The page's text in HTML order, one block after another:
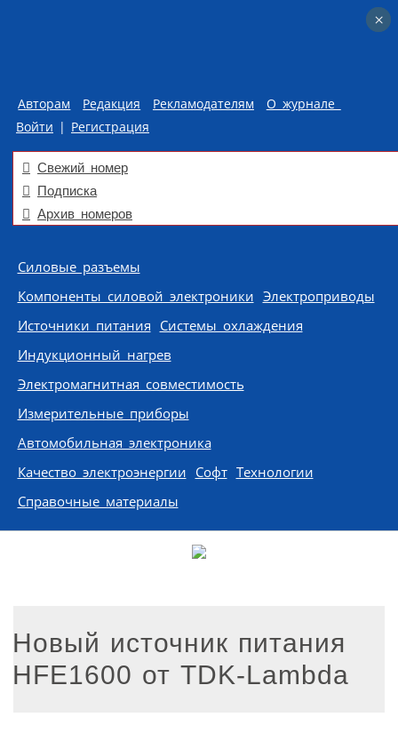
Авторам Редакция Рекламодателям
О журнале
Войти | Регистрация
Свежий номер
Подписка
Архив номеров
Skip to content
Силовые разъемы
Компоненты силовой электроники Электроприводы
Источники питания Системы охлаждения
Индукционный нагрев
Электромагнитная совместимость
Измерительные приборы
Автомобильная электроника
Качество электроэнергии Софт Технологии
Справочные материалы
Новый источник питания
HFE1600 от TDK-Lambda
×
×